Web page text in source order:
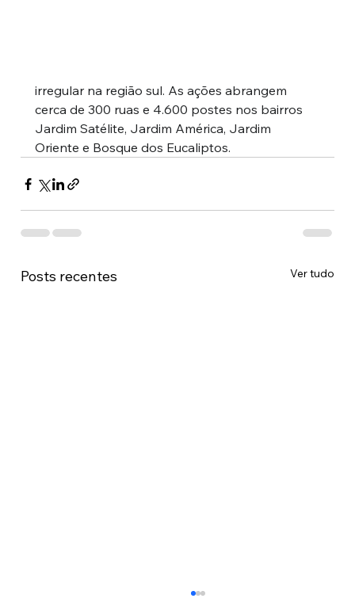
irregular na região sul. As ações abrangem
cerca de 300 ruas e 4.600 postes nos bairros
Jardim Satélite, Jardim América, Jardim
Oriente e Bosque dos Eucaliptos.
Posts recentes Ver tudo